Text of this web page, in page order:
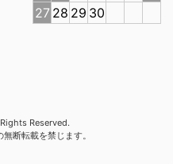
27 28 29 30
Reserved.
断転載を禁じます。